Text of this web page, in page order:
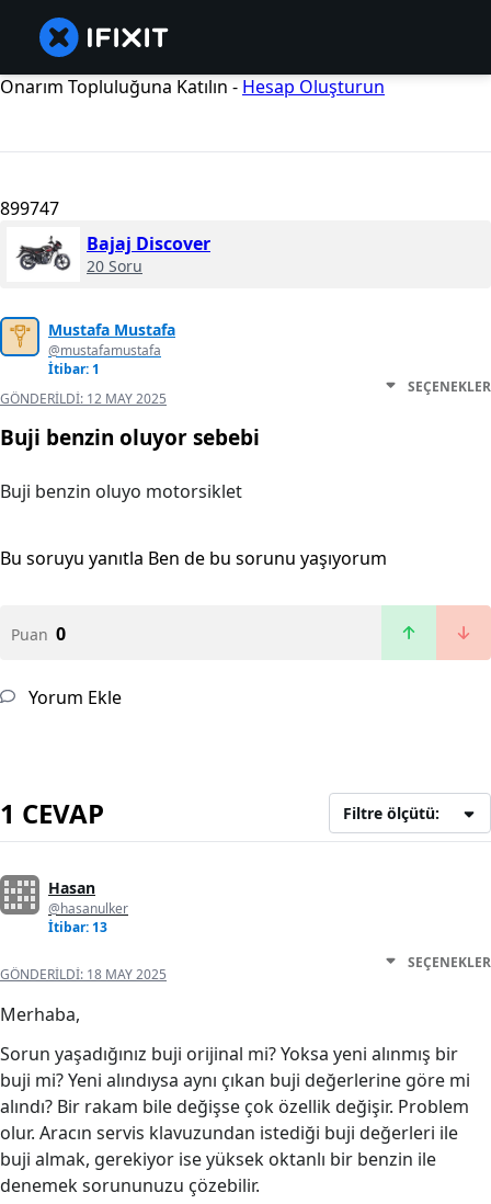
Onarım Topluluğuna Katılın - Hesap Oluşturun
899747
Bajaj Discover
20 Soru
Mustafa Mustafa
@mustafamustafa
İtibar: 1
GÖNDERILDI: 12 MAY 2025
SEÇENEKLER
Buji benzin oluyor sebebi
Buji benzin oluyo motorsiklet
Bu soruyu yanıtla Ben de bu sorunu yaşıyorum
Puan 0
Yorum Ekle
1 CEVAP Filtre ölçütü:
Hasan
@hasanulker
İtibar: 13
GÖNDERILDI: 18 MAY 2025
SEÇENEKLER
Merhaba,
Sorun yaşadığınız buji orijinal mi? Yoksa yeni alınmış bir
buji mi? Yeni alındıysa aynı çıkan buji değerlerine göre mi
alındı? Bir rakam bile değişse çok özellik değişir. Problem
olur. Aracın servis klavuzundan istediği buji değerleri ile
buji almak, gerekiyor ise yüksek oktanlı bir benzin ile
denemek sorununuzu çözebilir.